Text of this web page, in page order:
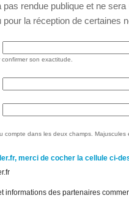
rendue publique et ne
la réception de certaines
son exactitude.
dans les deux champs. Majuscules
merci de cocher la cellule ci-
informations des partenaires